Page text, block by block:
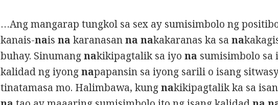
…Ang mangarap tungkol sa sex ay sumisimbolo ng
kanais-naisna karanasanna nakakaranas ka sana
buhay. Sinumangnakikipagtalik sa iyona sumisimbolo sa
kalidad ng iyongnapapansin sa iyong sarili o isang
tinatamasa mo. Halimbawa, kungnakikipagtalik ka sa